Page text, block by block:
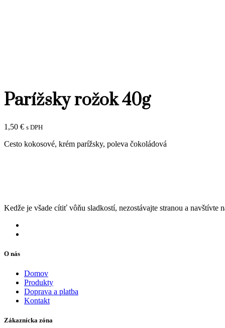
Parížsky rožok 40g
1,50 € s DPH
Cesto kokosové, krém parížsky, poleva čokoládová
Kedže je všade cítiť vôňu sladkostí, nezostávajte stranou a navštívte
O nás
Domov
Produkty
Doprava a platba
Kontakt
Zákaznícka zóna